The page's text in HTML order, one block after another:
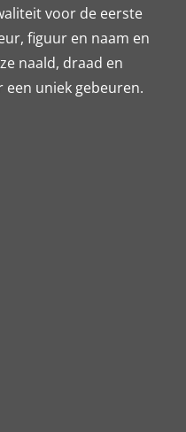
voor de eerste
figuur en naam en
naald, draad en
een uniek gebeuren.